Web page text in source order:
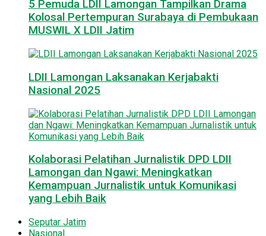
5 Pemuda LDII Lamongan Tampilkan Drama
Kolosal Pertempuran Surabaya di Pembukaan
MUSWIL X LDII Jatim
LDII Lamongan Laksanakan Kerjabakti
Nasional 2025
Kolaborasi Pelatihan Jurnalistik DPD LDII
Lamongan dan Ngawi: Meningkatkan
Kemampuan Jurnalistik untuk Komunikasi
yang Lebih Baik
Seputar Jatim
Nasional